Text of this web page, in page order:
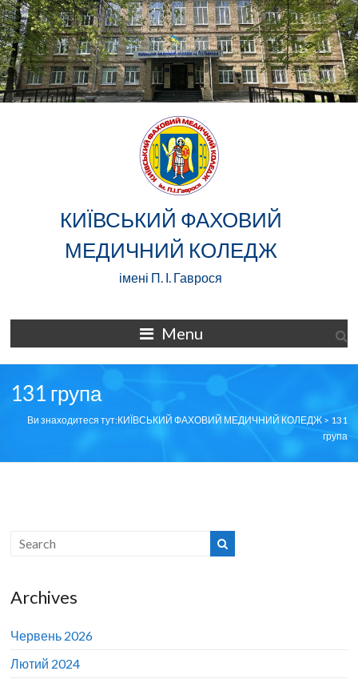
Skip
to
content
КИЇВСЬКИЙ ФАХОВИЙ
МЕДИЧНИЙ КОЛЕДЖ
імені П. І. Гаврося
Menu
131 група
Ви знаходитеся тут:КИЇВСЬКИЙ ФАХОВИЙ МЕДИЧНИЙ КОЛЕДЖ> 131
група
Archives
Червень 2026
Лютий 2024